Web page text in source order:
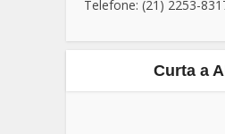
Telefone: (21) 2253-